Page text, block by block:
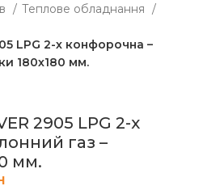
Теплове обладнання
LPG 2-х конфорочна –
180х180 мм.
2905 LPG 2-х
газ –
мм.